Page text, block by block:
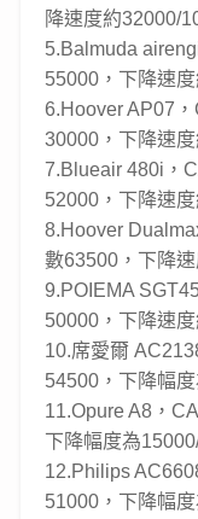
降速度約32000/
5.Balmuda
55000，下降速
6.Hoover AP07
30000，下降速
7.Blueair 480i，
52000，下降速
8.Hoover
數63500，下降
9.POIEMA
50000，下降速
10.席愛爾
54500，下降幅
11.Opure A8，
下降幅度為
12.Philips
51000，下降幅